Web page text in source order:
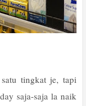
tingkat je, tapi
saja-saja la naik